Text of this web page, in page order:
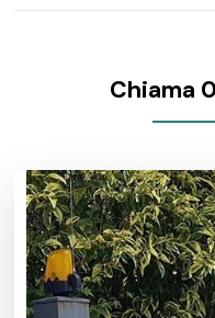
Chiama